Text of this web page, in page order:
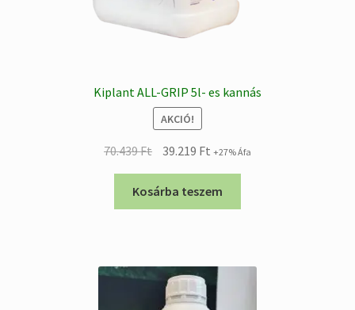
Kiplant ALL-GRIP 5l- es kannás
AKCIÓ!
70.439Ft
Original
price
was:
70.439 Ft.
39.219 FtCurrent
price
is:
39.219 Ft.
+27% Áfa
Kosárba teszem